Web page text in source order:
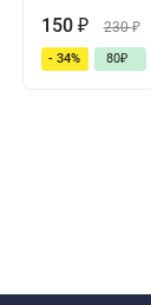
150 ₽ 230₽
- 34% 80₽